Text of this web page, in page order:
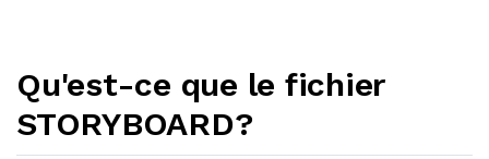
Qu'est-ce que le fichier
STORYBOARD?